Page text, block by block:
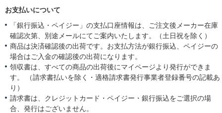
2
5
n
2
1
F
e
b
2
5
お支払いについて
「銀行振込・ペイジー」の支払口座情報は、ご注文後メーカー在庫
確認次第、別途メールにてご案内いたします。（土日祝を除く）
商品は決済確認後の出荷です。お支払方法が銀行振込、ペイジーの
場合はご入金の確認後の出荷になります。
領収書は、すべての商品の出荷後にマイページより発行ができま
す。 （請求書払いを除く・適格請求書発行事業者登録番号の記載あ
り）
請求書は、クレジットカード・ペイジー・銀行振込をご選択の場
合、発行はございません。